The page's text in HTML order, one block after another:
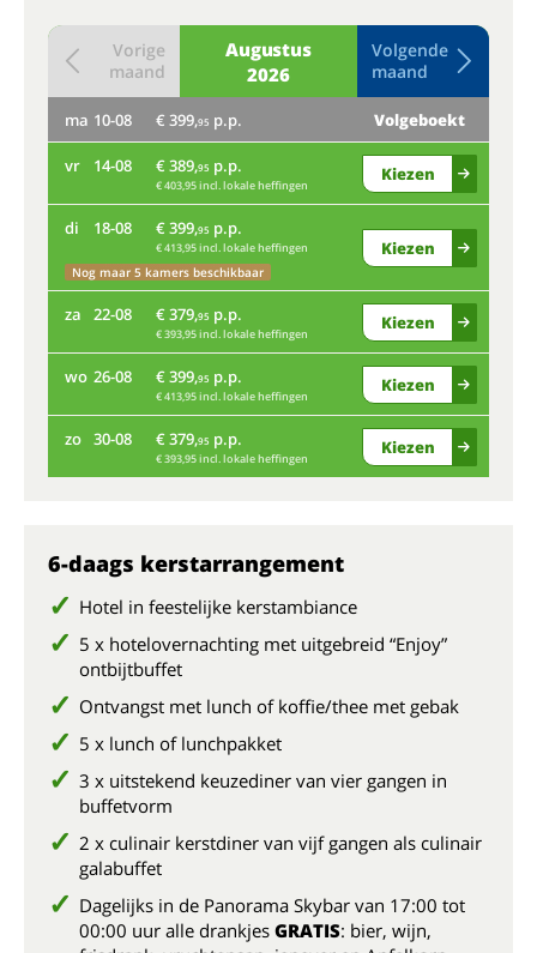
Augustus
2026
Vorige
maand
Volgende
maand
ma 10-08 € 399,95 p.p. Volgeboekt
vr 14-08 € 389,95 p.p.
€ 403,95 incl. lokale heffingen
Kiezen
di 18-08 € 399,95 p.p.
€ 413,95 incl. lokale heffingen
Nog maar 5 kamers beschikbaar
Kiezen
za 22-08 € 379,95 p.p.
€ 393,95 incl. lokale heffingen
Kiezen
wo 26-08 € 399,95 p.p.
€ 413,95 incl. lokale heffingen
Kiezen
zo 30-08 € 379,95 p.p.
€ 393,95 incl. lokale heffingen
Kiezen
6-daags kerstarrangement
Hotel in feestelijke kerstambiance
5 x hotelovernachting met uitgebreid “Enjoy”
ontbijtbuffet
Ontvangst met lunch of koffie/thee met gebak
5 x lunch of lunchpakket
3 x uitstekend keuzediner van vier gangen in
buffetvorm
2 x culinair kerstdiner van vijf gangen als culinair
galabuffet
Dagelijks in de Panorama Skybar van 17:00 tot
00:00 uur alle drankjes GRATIS: bier, wijn,